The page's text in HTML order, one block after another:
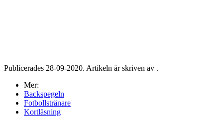
Publicerades 28-09-2020. Artikeln är skriven av .
Mer:
Backspegeln
Fotbollstränare
Kortläsning